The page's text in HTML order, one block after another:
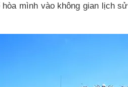
mình vào không gian lịch